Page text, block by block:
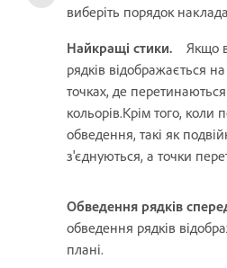
виберіть порядок
Найкращі стики.
Якщо
рядків відображається
точках, де
кольорів.Крім того, коли
обведення, такі як
з'єднуються, а точки
Обведення рядків
обведення рядків
плані.